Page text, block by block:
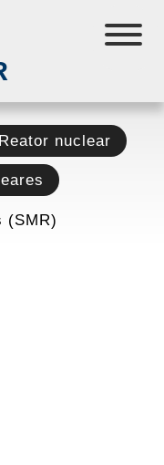
Reator nuclear
(SMR)